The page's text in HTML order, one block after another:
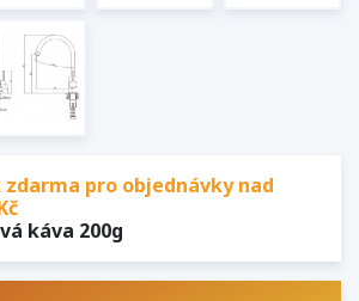
zdarma pro objednávky nad
káva 200g